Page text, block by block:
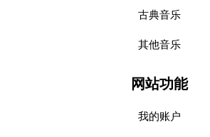
古典音乐
其他音乐
网站功能
我的账户